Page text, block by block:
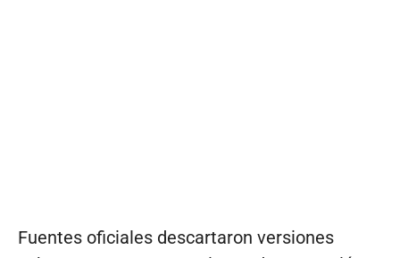
Fuentes oficiales descartaron versiones